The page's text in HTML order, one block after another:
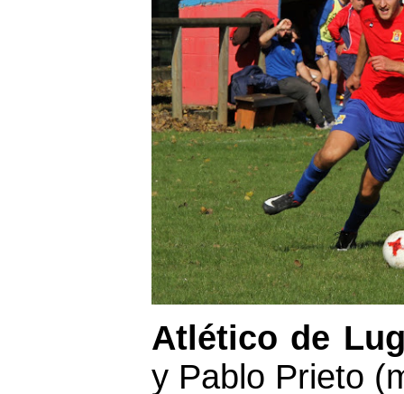
Atlético de
y Pablo Prieto